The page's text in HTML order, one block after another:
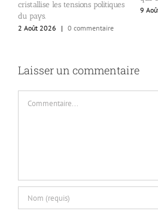
cristallise les tensions politiques
du pays.
2 Août 2026
| 0 commentaire
9
Laisser un commentaire